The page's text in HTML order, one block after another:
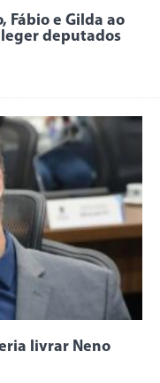
Fábio e Gilda ao
deputados
livrar Neno